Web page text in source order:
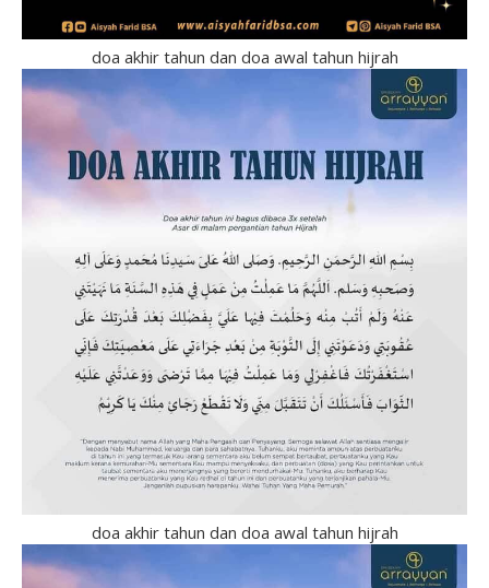
doa akhir tahun dan doa awal tahun hijrah
doa akhir tahun dan doa awal tahun hijrah